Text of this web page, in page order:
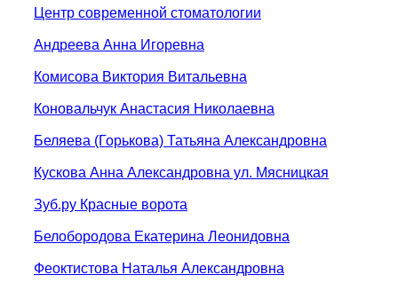
Центр современной стоматологии
Андреева Анна Игоревна
Комисова Виктория Витальевна
Коновальчук Анастасия Николаевна
Беляева (Горькова) Татьяна Александровна
Кускова Анна Александровна ул. Мясницкая
Зуб.ру Красные ворота
Белобородова Екатерина Леонидовна
Феоктистова Наталья Александровна